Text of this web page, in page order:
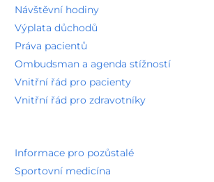
Návštěvní hodiny
Výplata důchodů
Práva pacientů
Ombudsman a agenda stížností
Vnitřní řád pro pacienty
Vnitřní řád pro zdravotníky
Informace pro pozůstalé
Sportovní medicína